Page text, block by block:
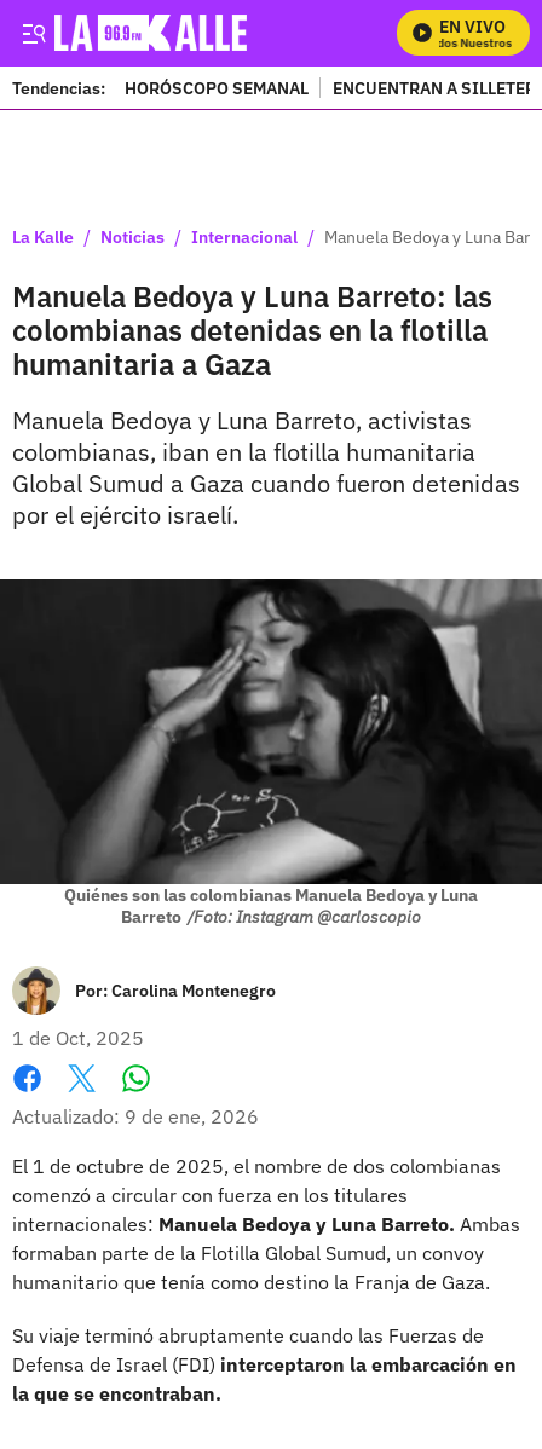
EN VIVO
Mira Todos Nuestros
Tendencias: HORÓSCOPO SEMANAL ENCUENTRAN A
La Kalle / Noticias / Internacional / Manuela Bedoya y Luna
Manuela Bedoya y Luna Barreto: las
colombianas detenidas en la flotilla
humanitaria a Gaza
Manuela Bedoya y Luna Barreto, activistas
colombianas, iban en la flotilla humanitaria
Global Sumud a Gaza cuando fueron detenidas
por el ejército israelí.
Quiénes son las colombianas Manuela Bedoya y Luna
Barreto /Foto: Instagram @carloscopio
Por:Carolina Montenegro
1 de Oct, 2025
Facebook
X
Actualizado: 9 de ene, 2026
El 1 de octubre de 2025, el nombre de dos colombianas
comenzó a circular con fuerza en los titulares
internacionales: Manuela Bedoya y Luna Barreto. Ambas
formaban parte de la Flotilla Global Sumud, un convoy
humanitario que tenía como destino la Franja de Gaza.
Su viaje terminó abruptamente cuando las Fuerzas de
Defensa de Israel (FDI) interceptaron la embarcación en
la que se encontraban.